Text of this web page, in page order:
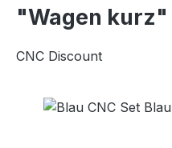
"Wagen kurz"
CNC Discount
Bildergalerie überspringen